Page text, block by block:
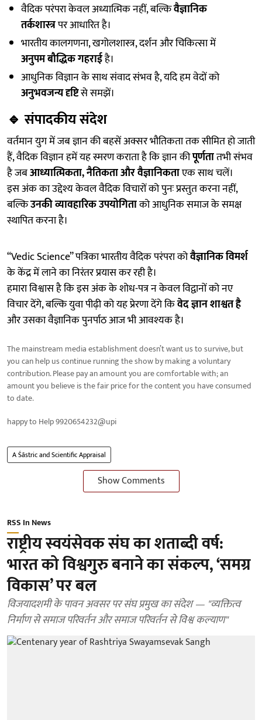
वैदिक परंपरा केवल अध्यात्मिक नहीं, बल्किवैज्ञानिक
तर्कशास्त्रपर आधारित है।
भारतीय कालगणना, खगोलशास्त्र, दर्शन और चिकित्सा में
अनुपम बौद्धिक गहराईहै।
आधुनिक विज्ञान के साथ संवाद संभव है, यदि हम वेदों को
अनुभवजन्य दृष्टिसे समझें।
🔹संपादकीय संदेश
वर्तमान युग में जब ज्ञान की बहसें अक्सर भौतिकता तक सीमित हो जाती
हैं, वैदिक विज्ञान हमें यह स्मरण कराता है कि ज्ञान कीपूर्णतातभी संभव
है जबआध्यात्मिकता, नैतिकता और वैज्ञानिकताएक साथ चलें।
इस अंक का उद्देश्य केवल वैदिक विचारों को पुनः प्रस्तुत करना नहीं,
बल्किउनकी व्यावहारिक उपयोगिताको आधुनिक समाज के समक्ष
स्थापित करना है।
“Vedic Science” पत्रिका भारतीय वैदिक परंपरा कोवैज्ञानिक विमर्श
के केंद्र में लाने का निरंतर प्रयास कर रही है।
हमारा विश्वास है कि इस अंक के शोध-पत्र न केवल विद्वानों को नए
विचार देंगे, बल्कि युवा पीढ़ी को यह प्रेरणा देंगे किवेद ज्ञान शाश्वत है
और उसका वैज्ञानिक पुनर्पाठ आज भी आवश्यक है।
The mainstream media establishment doesn’t want us to survive, but
you can help us continue running the show by making a voluntary
contribution. Please pay an amount you are comfortable with; an
amount you believe is the fair price for the content you have consumed
to date.
happy to Help 9920654232@upi
A Śāstric and Scientific Appraisal
Show Comments
RSS In News
राष्ट्रीय स्वयंसेवक संघ का शताब्दी वर्ष:
भारत को विश्वगुरु बनाने का संकल्प, ‘समग्र
विकास’ पर बल
विजयादशमी के पावन अवसर पर संघ प्रमुख का संदेश — "व्यक्तित्व
निर्माण से समाज परिवर्तन और समाज परिवर्तन से विश्व कल्याण"